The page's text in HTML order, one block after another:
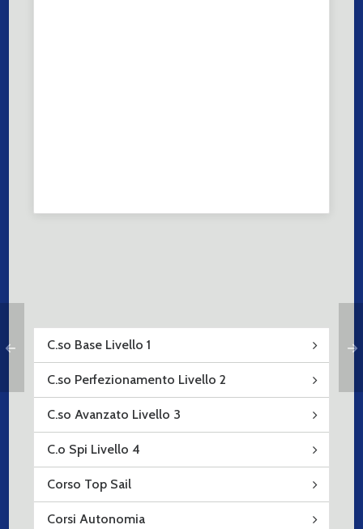
C.so Base Livello 1
C.so Perfezionamento Livello 2
C.so Avanzato Livello 3
C.o Spi Livello 4
Corso Top Sail
Corsi Autonomia